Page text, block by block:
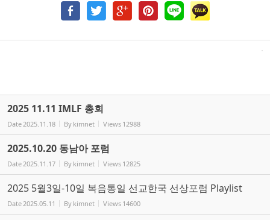
2025 11.11 IMLF 총회
Date 2025.11.18 By kimnet Views 12988
2025.10.20 동남아 포럼
Date 2025.11.17 By kimnet Views 12825
2025 5월3일-10일 복음통일 선교한국 선상포럼 Playlist
Date 2025.05.11 By kimnet Views 14600